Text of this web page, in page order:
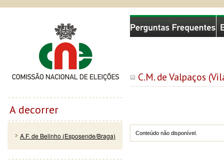
C.M. de Valpaços
Conteúdo não disponível.
Comissão Nacional de Eleições
A decorrer
A.F. de Belinho (Esposende/Braga)